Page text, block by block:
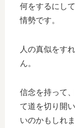
何をするにし
情勢です。
人の真似をす
ん。
信念を持って
て道を切り開
いのかもしれま